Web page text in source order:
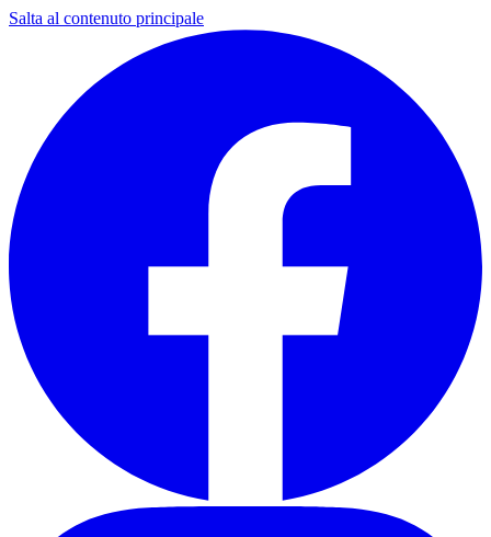
Salta al contenuto principale